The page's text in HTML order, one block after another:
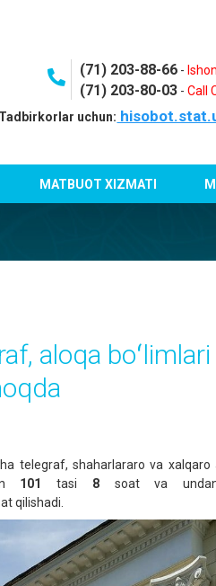
(71) 203-88-66 -
(71) 203-80-03 -Call
Tadbirkorlar uchun:
MATBUOT XIZMATI
aloqa
telegraf, shaharlararo va
101 tasi 8soat va undan
qilishadi.